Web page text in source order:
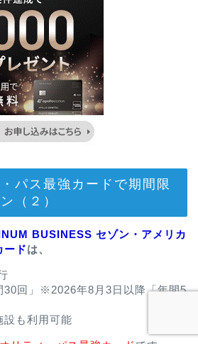
パス最強カードで期間限
（２）
BUSINESS セゾン・アメリカ
ードは、
30回」※2026年8月3日以降「年間5
設も利用可能